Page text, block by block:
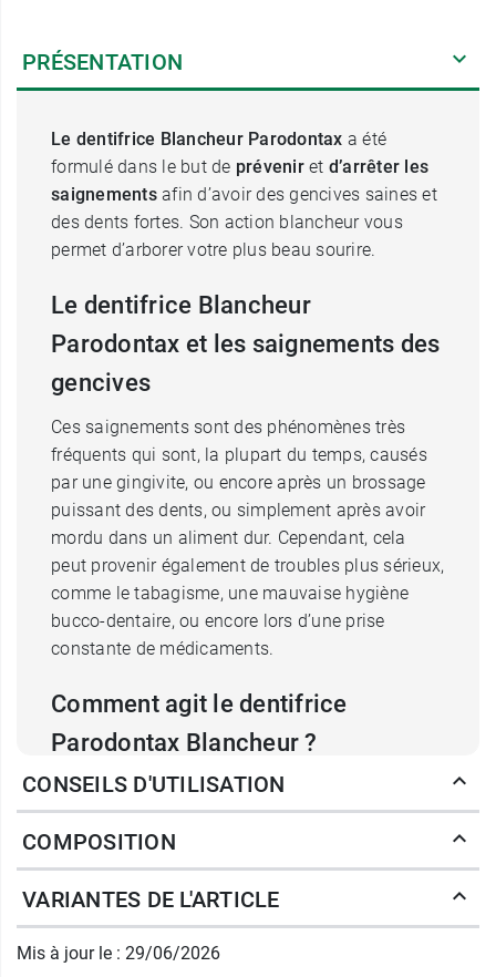
PRÉSENTATION
Le dentifrice Blancheur Parodontax a été
formulé dans le but de préveniret d’arrêter les
saignements afin d’avoir des gencives saines et
des dents fortes. Son action blancheur vous
permet d’arborer votre plus beau sourire.
Le dentifrice Blancheur
Parodontax et les saignements des
gencives
Ces saignements sont des phénomènes très
fréquents qui sont, la plupart du temps, causés
par une gingivite, ou encore après un brossage
puissant des dents, ou simplement après avoir
mordu dans un aliment dur. Cependant, cela
peut provenir également de troubles plus sérieux,
comme le tabagisme, une mauvaise hygiène
bucco-dentaire, ou encore lors d’une prise
constante de médicaments.
Comment agit le dentifrice
Parodontax Blancheur ?
Ledentifrice Blancheur Parodontax
la prolifération bactérienne au niveau des
gencives et va lutter contre la plaque dentaire.
Ainsi, il aide à traiter le problème à l'origine du
saignement des gencives.
la restauration de la blancheur naturelle des
CONSEILS D'UTILISATION
COMPOSITION
VARIANTES DE L'ARTICLE
Mis à jour le : 29/06/2026